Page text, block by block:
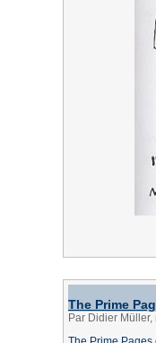
The Prime
Par Didier